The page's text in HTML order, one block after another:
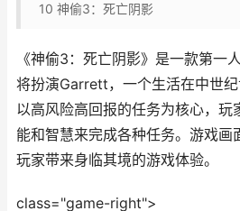
10 神偷3：死亡阴影
《神偷3：死亡阴影》是一款第一
将扮演Garrett，一个生活在中世
以高风险高回报的任务为核心，
能和智慧来完成各种任务。游戏画
玩家带来身临其境的游戏体验。
class="game-right">